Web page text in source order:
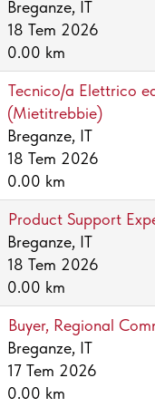
Breganze, IT
18 Tem 2026
0.00 km
Tecnico/a Elettrico
(Mietitrebbie)
Breganze, IT
18 Tem 2026
0.00 km
Product Support
Breganze, IT
18 Tem 2026
0.00 km
Buyer, Regional
Breganze, IT
17 Tem 2026
0.00 km